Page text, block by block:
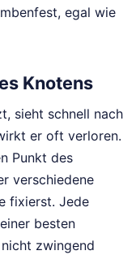
egal wie
Knotens
sieht schnell nach
er oft verloren.
Punkt des
verschiedene
fixierst. Jede
besten
zwingend